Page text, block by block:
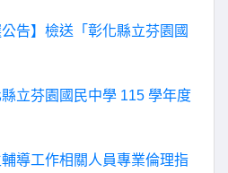
公告】檢送「彰化縣立芬園國
縣立芬園國民中學 115 學年度
輔導工作相關人員專業倫理指